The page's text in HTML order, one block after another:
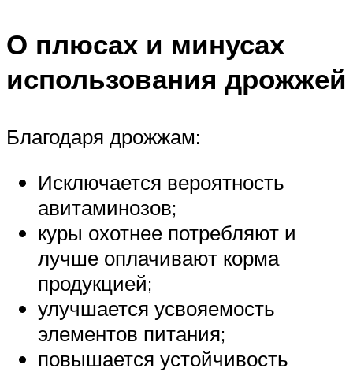
О плюсах и минусах
использования дрожжей
Благодаря дрожжам:
Исключается вероятность
авитаминозов;
куры охотнее потребляют и
лучше оплачивают корма
продукцией;
улучшается усвояемость
элементов питания;
повышается устойчивость